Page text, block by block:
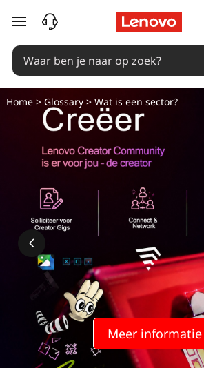
W
a
Ga naar de hoofdinhoud
Meer informatie
Home> Glossary> Wat is een sector?